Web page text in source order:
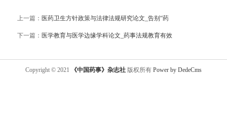
上一篇： 医药卫生方针政策与法律法规研究论文_告别“药
下一篇： 医学教育与医学边缘学科论文_药事法规教育有效
Copyright © 2021 《中国药事》杂志社 版权所有 Power by DedeCms